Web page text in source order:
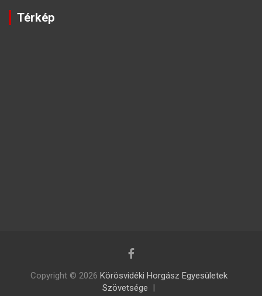
Térkép
Copyright © 2026 Körösvidéki Horgász Egyesületek
Szövetsége